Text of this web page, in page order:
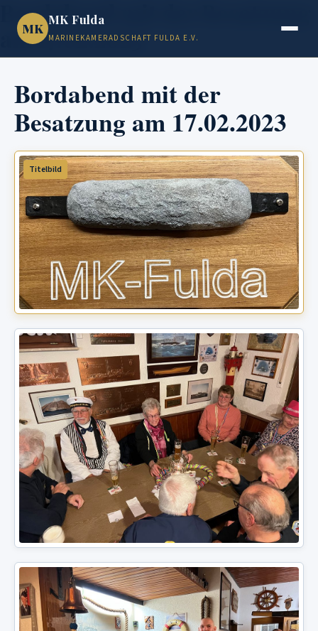
MK
MK Fulda
MARINEKAMERADSCHAFT FULDA E.V.
Bordabend mit der Besatzung
am 17.02.2023
Bordabend mit der
Besatzung am 17.02.2023
Titelbild